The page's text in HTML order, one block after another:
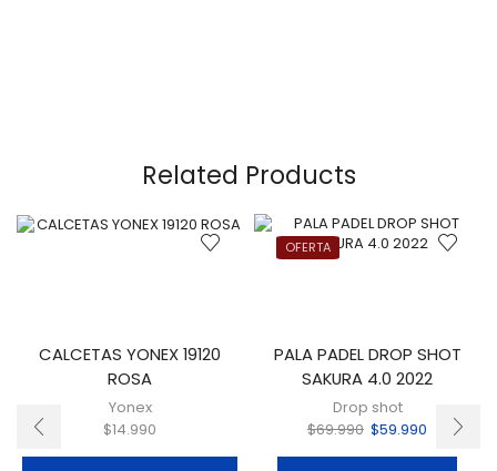
Related Products
CALCETAS YONEX 19120
ROSA
Yonex
$14.990
OFERTA
PALA PADEL DROP SHOT
SAKURA 4.0 2022
Drop shot
$69.990 $59.990